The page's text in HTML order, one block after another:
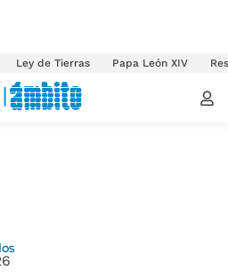
Ley de Tierras Papa León XIV